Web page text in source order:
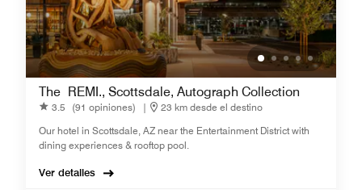
The REMI., Scottsdale, Autograph Collection
3.5 (91 opiniones) |
23 km desde el destino
Our hotel in Scottsdale, AZ near the Entertainment District with
dining experiences & rooftop pool.
Ver detalles